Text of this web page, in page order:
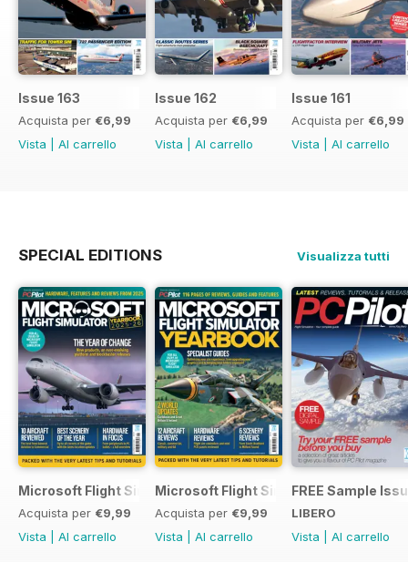
Issue 163
Acquista per €6,99
Vista
Al carrello
Issue 162
Acquista per €6,99
Vista
Al carrello
Issue 161
Acquista per €6,99
Vista
Al carrello
SPECIAL EDITIONS Visualizza tutti
Microsoft Flight Simulator Yearbook 2025-26
Acquista per €9,99
Vista
Al carrello
Microsoft Flight Simulator Yearbook
Acquista per €9,99
Vista
Al carrello
FREE Sample
LIBERO
Vista
Al carrello